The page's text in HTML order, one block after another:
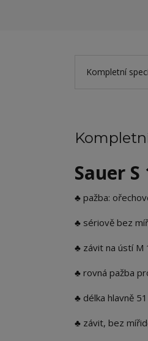
Kompletní
Sauer S
♣ pažba:
♣ sériově bez
♣ závit na ústí M
♣ rovná pažba
♣ délka hlavně
♣ závit, bez